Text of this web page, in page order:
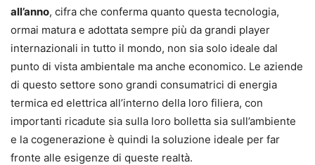
all’anno, cifra che conferma quanto questa tecnologia,
ormai matura e adottata sempre più da grandi player
internazionali in tutto il mondo, non sia solo ideale dal
punto di vista ambientale ma anche economico. Le aziende
di questo settore sono grandi consumatrici di energia
termica ed elettrica all’interno della loro filiera, con
importanti ricadute sia sulla loro bolletta sia sull’ambiente
e la cogenerazione è quindi la soluzione ideale per far
fronte alle esigenze di queste realtà.